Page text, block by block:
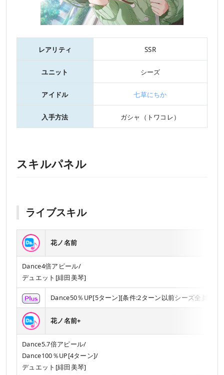
レアリティ SSR
ユニット シーズ
アイドル 七草にちか
入手方法 ガシャ（トワコレ）
スキルパネル
ライブスキル
花ノ名前
Dance4倍アピール/
デュエット[緋田美琴]
Dance50％UP[5ターン][条件:2ターン以前シーズ全員が
花ノ名前+
Dance5.7倍アピール/
Dance100％UP[4ターン]/
デュエット[緋田美琴]